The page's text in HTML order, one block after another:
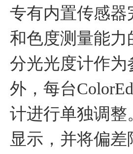
专有内置传感器
和色度测量能
分光光度计作
外，每台
计进行单独调整
显示，并将偏差